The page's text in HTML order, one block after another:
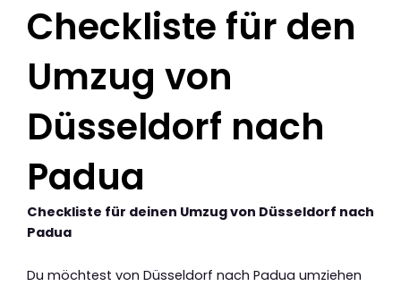
Checkliste für den
Umzug von
Düsseldorf nach
Padua
Checkliste für deinen Umzug von Düsseldorf nach
Padua
Du möchtest von Düsseldorf nach Padua umziehen